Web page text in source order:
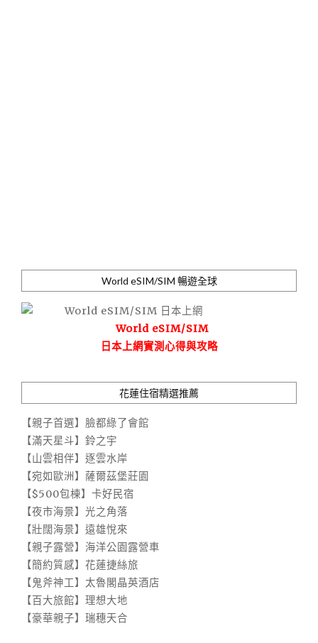
World eSIM/SIM 暢遊全球
World eSIM/SIM
日本上網實測心得與攻略
花蓮住宿精選推薦
【親子首選】臉都綠了會館
【滿天星斗】鈴之宇
【山雲相伴】逐雲水岸
【宛如歐洲】薩爾茲堡莊園
【$500包棟】卡好民宿
【夜市海景】光之角落
【壯闊海景】遠雄悅來
【親子露營】海洋公園露營車
【簡約質感】花蓮捷絲旅
【鬼斧神工】太魯閣晶英酒店
【百大旅館】理想大地
【豪華親子】瑞穗天合